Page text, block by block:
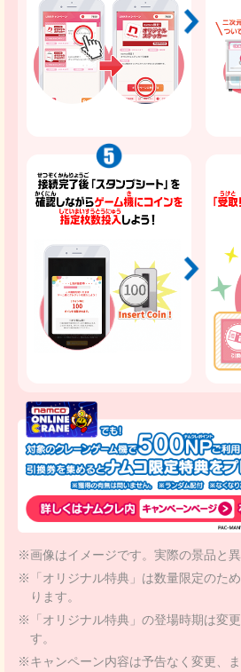
※画像はイメージです。実際の景品と異
※「オリジナル特典」は数量限定のた
ります。
※「オリジナル特典」の登場時期は変
す。
※キャンペーン内容は予告なく変更、